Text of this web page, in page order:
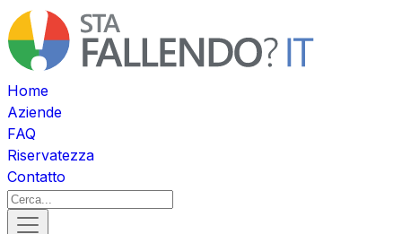
Home
Aziende
FAQ
Riservatezza
Contatto